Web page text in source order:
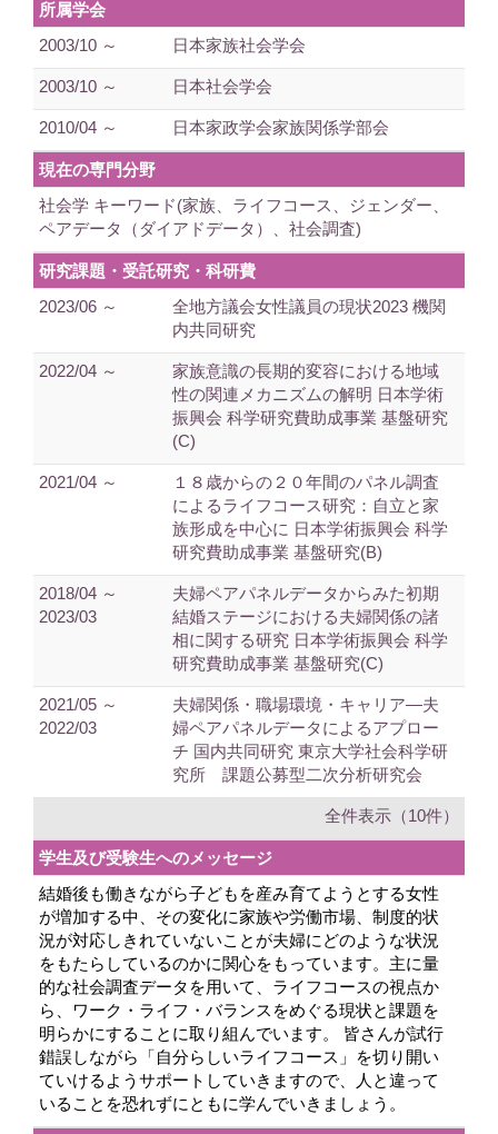
所属学会
2003/10 ～
日本家族社会学会
2003/10 ～ 日本社会学会
2010/04 ～ 日本家政学会家族関係学部会
現在の専門分野
社会学 キーワード(家族、ライフコース、ジェンダー、
ペアデータ（ダイアドデータ）、社会調査)
研究課題・受託研究・科研費
2023/06 ～
全地方議会女性議員の現状2023 機関
内共同研究
2022/04 ～
家族意識の長期的変容における地域
性の関連メカニズムの解明 日本学術
振興会 科学研究費助成事業 基盤研究
(C)
2021/04 ～
１８歳からの２０年間のパネル調査
によるライフコース研究：自立と家
族形成を中心に 日本学術振興会 科学
研究費助成事業 基盤研究(B)
2018/04 ～
2023/03
夫婦ペアパネルデータからみた初期
結婚ステージにおける夫婦関係の諸
相に関する研究 日本学術振興会 科学
研究費助成事業 基盤研究(C)
2021/05 ～
2022/03
夫婦関係・職場環境・キャリア―夫
婦ペアパネルデータによるアプロー
チ 国内共同研究 東京大学社会科学研
究所 課題公募型二次分析研究会
全件表示（10件）
学生及び受験生へのメッセージ
結婚後も働きながら子どもを産み育てようとする女性
が増加する中、その変化に家族や労働市場、制度的状
況が対応しきれていないことが夫婦にどのような状況
をもたらしているのかに関心をもっています。主に量
的な社会調査データを用いて、ライフコースの視点か
ら、ワーク・ライフ・バランスをめぐる現状と課題を
明らかにすることに取り組んでいます。 皆さんが試行
錯誤しながら「自分らしいライフコース」を切り開い
ていけるようサポートしていきますので、人と違って
いることを恐れずにともに学んでいきましょう。